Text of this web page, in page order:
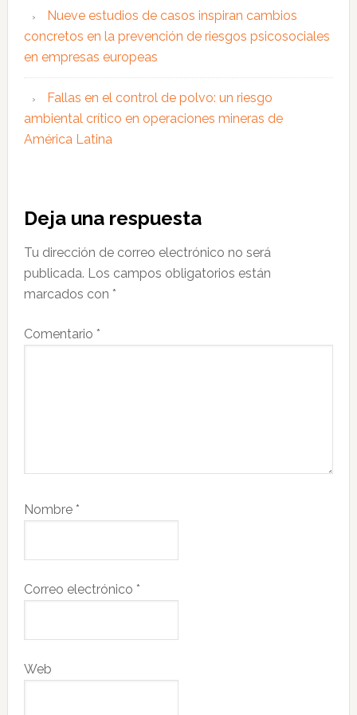
Nueve estudios de casos inspiran cambios
concretos en la prevención de riesgos psicosociales
en empresas europeas
Fallas en el control de polvo: un riesgo
ambiental crítico en operaciones mineras de
América Latina
Interacciones
con
los
lectores
Deja una respuesta
Tu dirección de correo electrónico no será
publicada. Los campos obligatorios están
marcados con *
Comentario *
Nombre *
Correo electrónico *
Web